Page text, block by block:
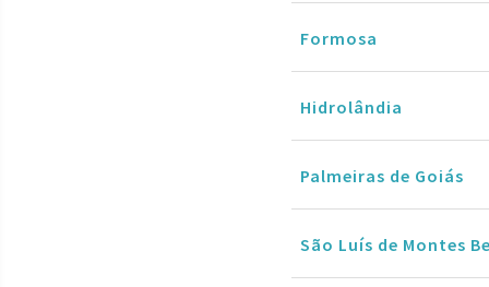
Formosa
Hidrolândia
Palmeiras de Goiás
São Luís de Montes